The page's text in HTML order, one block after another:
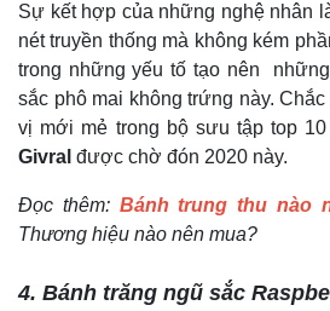
Sự kết hợp của những nghệ nhân
nét truyền thống mà không kém
trong những yếu tố tạo nên
sắc phô mai không trứng này.
vị mới mẻ trong bộ sưu tập top 10
Givral được chờ đón 2020 này.
Đọc thêm: Bánh trung thu nào
Thương hiệu nào nên mua?
4. Bánh trăng ngũ sắc